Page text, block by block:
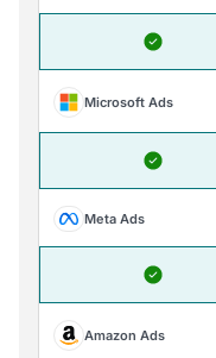
Microsoft Ads
Meta Ads
Amazon Ads